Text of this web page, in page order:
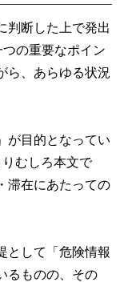
判断した上で発出
の重要なポイン
ら、あらゆる状況
が目的となってい
むしろ本文で
滞在にあたっての
として「危険情報
るものの、その